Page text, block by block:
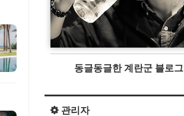
동글동글한 계란군 블로그
관리자